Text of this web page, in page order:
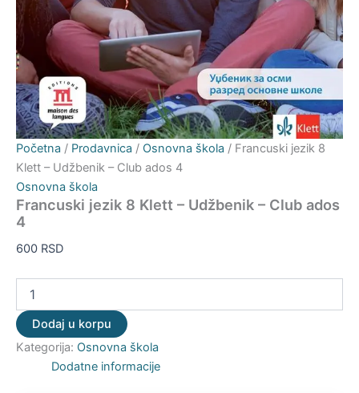
Početna / Prodavnica / Osnovna škola / Francuski jezik 8
Klett – Udžbenik – Club ados 4
Osnovna škola
Francuski jezik 8 Klett – Udžbenik – Club ados
4
600 RSD
Dodaj u korpu
Kategorija: Osnovna škola
Dodatne informacije